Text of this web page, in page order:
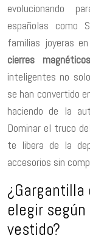
evolucionando
españolas como
familias joyeras
cierres
inteligentes no
se han convertido
haciendo de la
Dominar el truco
te libera de la
accesorios sin
elegir
vestido?